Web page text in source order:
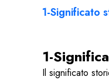
1-Significato
1-
Il significato